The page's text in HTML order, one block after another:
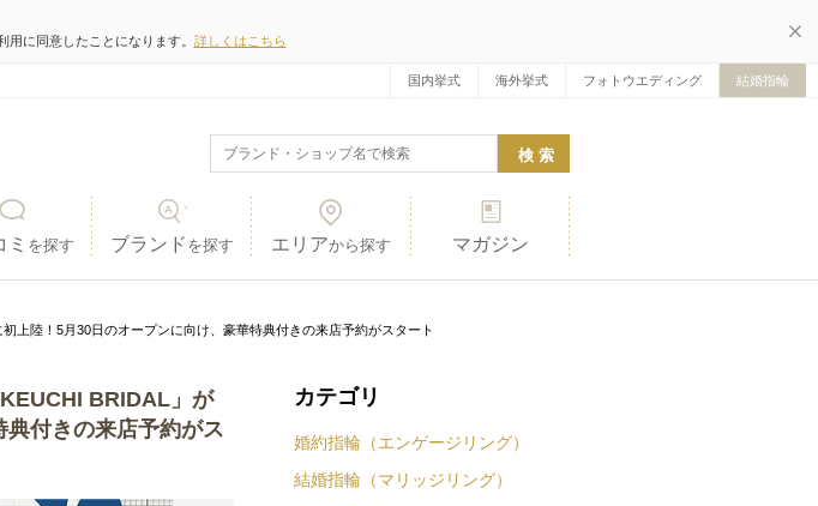
に同意したことになります。 詳しくはこちら
国内挙式 海外挙式 フォトウエディング 結婚指輪
ミ を探す ブランド を探す エリアから探す マガジン
上陸！5月30日のオープンに向け、豪華特典付きの来店予約がスタート
BRIDAL」が
付きの来店予約がス
カテゴリ
婚約指輪（エンゲージリング）
結婚指輪（マリッジリング）